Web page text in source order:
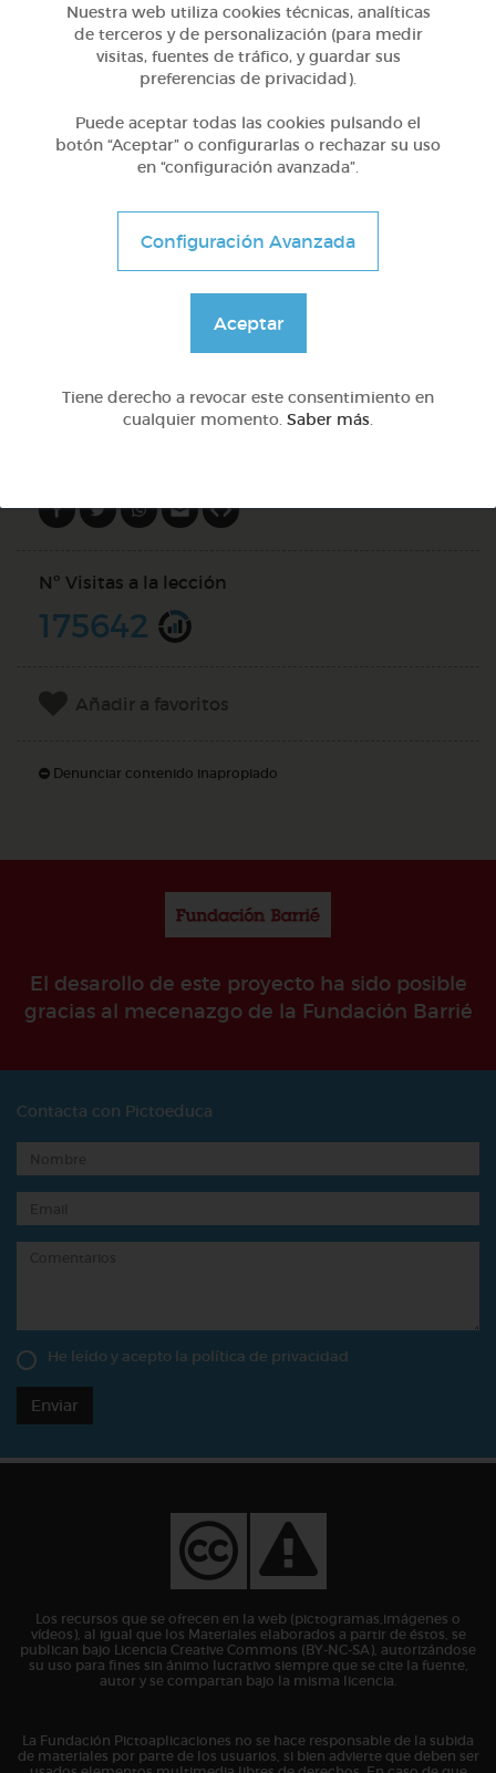
1º Primaria (6-7 años)
Aprendemos a identificar el mayor menor e igual
DOCS (3)
Nº Visitas a la lección
175642
Añadir a favoritos
Denunciar contenido inapropiado
El desarollo de este proyecto ha sido posible
gracias al mecenazgo de la Fundación Barrié
Contacta con Pictoeduca
He leído y acepto la política de privacidad
Enviar
Los recursos que se ofrecen en la web (pictogramas,imágenes o
vídeos), al igual que los Materiales elaborados a partir de éstos, se
publican bajo Licencia Creative Commons (BY-NC-SA), autorizándose
su uso para fines sin ánimo lucrativo siempre que se cite la fuente,
autor y se compartan bajo la misma licencia.
La Fundación Pictoaplicaciones no se hace responsable de la subida
de materiales por parte de los usuarios, si bien advierte que deben ser
Nuestra web utiliza cookies técnicas, analíticas
de terceros y de personalización (para medir
visitas, fuentes de tráfico, y guardar sus
preferencias de privacidad).
Puede aceptar todas las cookies pulsando el
botón “Aceptar” o configurarlas o rechazar su uso
en “configuración avanzada”.
Configuración Avanzada
Aceptar
Tiene derecho a revocar este consentimiento en
cualquier momento. Saber más.